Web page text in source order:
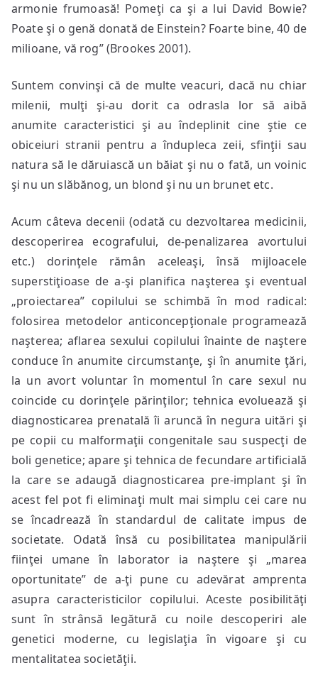
armonie frumoasă! Pomeţi ca şi a lui David Bowie?
Poate şi o genă donată de Einstein? Foarte bine, 40 de
milioane, vă rog” (Brookes 2001).
Suntem convinşi că de multe veacuri, dacă nu chiar
milenii, mulţi şi-au dorit ca odrasla lor să aibă
anumite caracteristici şi au îndeplinit cine ştie ce
obiceiuri stranii pentru a îndupleca zeii, sfinţii sau
natura să le dăruiască un băiat şi nu o fată, un voinic
şi nu un slăbănog, un blond şi nu un brunet etc.
Acum câteva decenii (odată cu dezvoltarea medicinii,
descoperirea ecografului, de-penalizarea avortului
etc.) dorinţele rămân aceleaşi, însă mijloacele
superstiţioase de a-şi planifica naşterea şi eventual
„proiectarea” copilului se schimbă în mod radical:
folosirea metodelor anticoncepţionale programează
naşterea; aflarea sexului copilului înainte de naştere
conduce în anumite circumstanţe, şi în anumite ţări,
la un avort voluntar în momentul în care sexul nu
coincide cu dorinţele părinţilor; tehnica evoluează şi
diagnosticarea prenatală îi aruncă în negura uitări şi
pe copii cu malformaţii congenitale sau suspecţi de
boli genetice; apare şi tehnica de fecundare artificială
la care se adaugă diagnosticarea pre-implant şi în
acest fel pot fi eliminaţi mult mai simplu cei care nu
se încadrează în standardul de calitate impus de
societate. Odată însă cu posibilitatea manipulării
fiinţei umane în laborator ia naştere şi „marea
oportunitate” de a-ţi pune cu adevărat amprenta
asupra caracteristicilor copilului. Aceste posibilităţi
sunt în strânsă legătură cu noile descoperiri ale
genetici moderne, cu legislaţia în vigoare şi cu
mentalitatea societăţii.